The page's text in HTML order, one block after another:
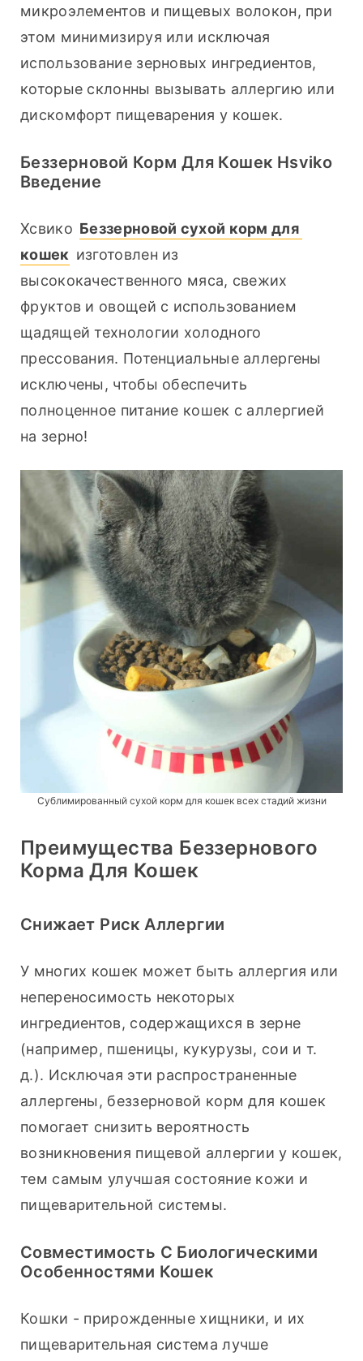
микроэлементов и пищевых волокон, при
этом минимизируя или исключая
использование зерновых ингредиентов,
которые склонны вызывать аллергию или
дискомфорт пищеварения у кошек.
Беззерновой Корм Для Кошек Hsviko
Введение
Хсвико Беззерновой сухой корм для
кошек изготовлен из
высококачественного мяса, свежих
фруктов и овощей с использованием
щадящей технологии холодного
прессования. Потенциальные аллергены
исключены, чтобы обеспечить
полноценное питание кошек с аллергией
на зерно!
Сублимированный сухой корм для кошек всех стадий жизни
Преимущества Беззернового
Корма Для Кошек
Снижает Риск Аллергии
У многих кошек может быть аллергия или
непереносимость некоторых
ингредиентов, содержащихся в зерне
(например, пшеницы, кукурузы, сои и т.
д.). Исключая эти распространенные
аллергены, беззерновой корм для кошек
помогает снизить вероятность
возникновения пищевой аллергии у кошек,
тем самым улучшая состояние кожи и
пищеварительной системы.
Совместимость С Биологическими
Особенностями Кошек
Кошки - прирожденные хищники, и их
пищеварительная система лучше